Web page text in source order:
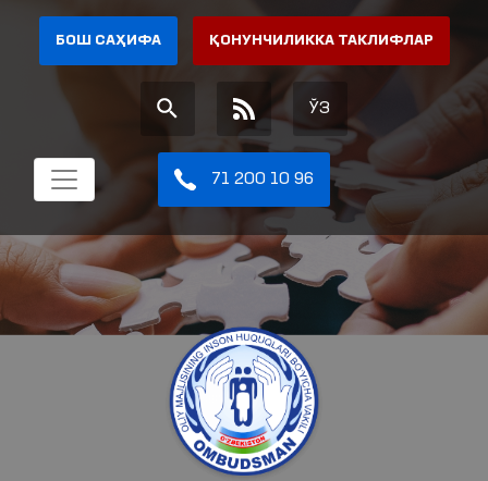
БОШ САҲИФА ҚОНУНЧИЛИККА ТАКЛИФЛАР
ЎЗ
71 200 10 96